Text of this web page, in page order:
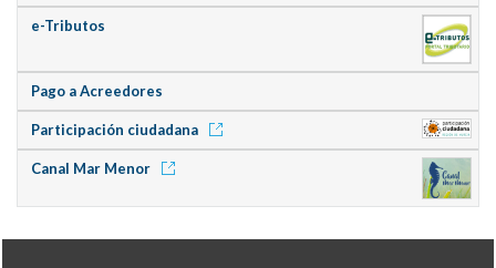
e-Tributos
Pago a Acreedores
Participación ciudadana
Canal Mar Menor